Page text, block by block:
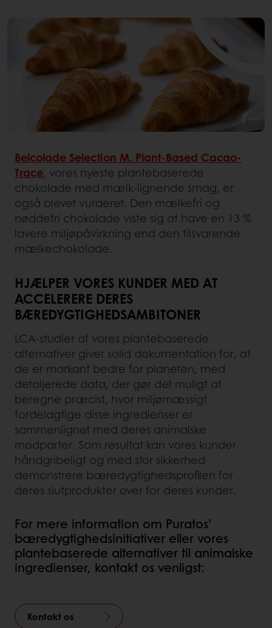
Belcolade Selection M. Plant-Based Cacao-
Trace, vores nyeste plantebaserede
chokolade med mælk-lignende smag, er
også blevet vurderet. Den mælkefri og
nøddefri chokolade viste sig at have en 13 %
lavere miljøpåvirkning end den tilsvarende
mælkechokolade.
HJÆLPER VORES KUNDER MED AT
ACCELERERE DERES
BÆREDYGTIGHEDSAMBITONER
LCA-studier af vores plantebaserede
alternativer giver solid dokumentation for, at
de er markant bedre for planeten, med
detaljerede data, der gør det muligt at
beregne præcist, hvor miljømæssigt
fordelagtige disse ingredienser er
sammenlignet med deres animalske
modparter. Som resultat kan vores kunder
håndgribeligt og med stor sikkerhed
demonstrere bæredygtighedsprofilen for
deres slutprodukter over for deres kunder.
For mere information om Puratos’
bæredygtighedsinitiativer eller vores
plantebaserede alternativer til animalske
ingredienser, kontakt os venligst:
Kontakt os